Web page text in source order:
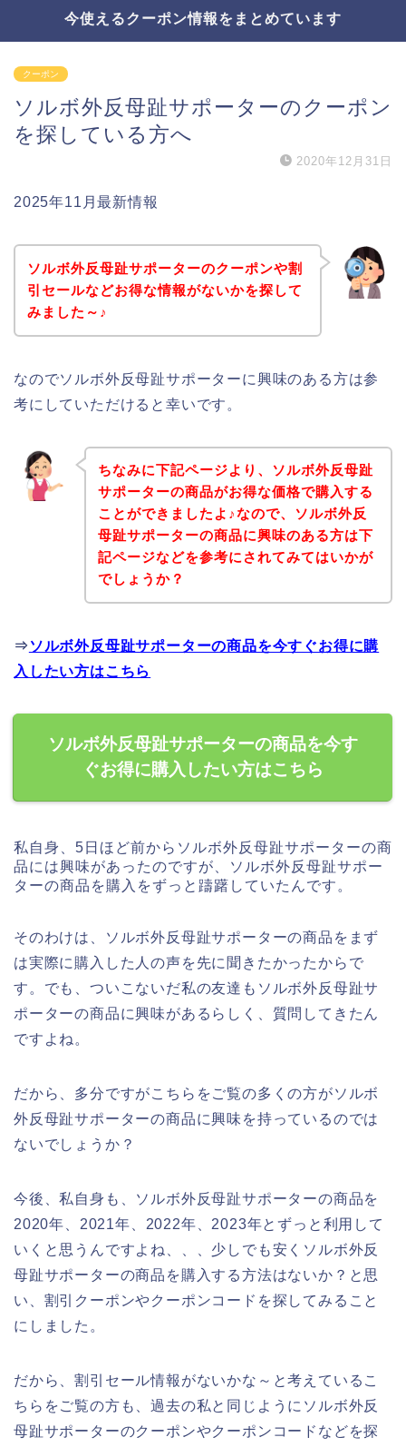
今使えるクーポン情報をまとめています
クーポン
ソルボ外反母趾サポーターのクーポン
を探している方へ
2020年12月31日
2025年11月最新情報
ソルボ外反母趾サポーターのクーポンや割
引セールなどお得な情報がないかを探して
みました～♪
なのでソルボ外反母趾サポーターに興味のある方は参
考にしていただけると幸いです。
ちなみに下記ページより、ソルボ外反母趾
サポーターの商品がお得な価格で購入する
ことができましたよ♪なので、ソルボ外反
母趾サポーターの商品に興味のある方は下
記ページなどを参考にされてみてはいかが
でしょうか？
⇒ ソルボ外反母趾サポーターの商品を今すぐお得に購
入したい方はこちら
ソルボ外反母趾サポーターの商品を今す
ぐお得に購入したい方はこちら
私自身、5日ほど前からソルボ外反母趾サポーターの商
品には興味があったのですが、ソルボ外反母趾サポー
ターの商品を購入をずっと躊躇していたんです。
そのわけは、ソルボ外反母趾サポーターの商品をまず
は実際に購入した人の声を先に聞きたかったからで
す。でも、ついこないだ私の友達もソルボ外反母趾サ
ポーターの商品に興味があるらしく、質問してきたん
ですよね。
だから、多分ですがこちらをご覧の多くの方がソルボ
外反母趾サポーターの商品に興味を持っているのでは
ないでしょうか？
今後、私自身も、ソルボ外反母趾サポーターの商品を
2020年、2021年、2022年、2023年とずっと利用して
いくと思うんですよね、、、少しでも安くソルボ外反
母趾サポーターの商品を購入する方法はないか？と思
い、割引クーポンやクーポンコードを探してみること
にしました。
だから、割引セール情報がないかな～と考えているこ
ちらをご覧の方も、過去の私と同じようにソルボ外反
母趾サポーターのクーポンやクーポンコードなどを探